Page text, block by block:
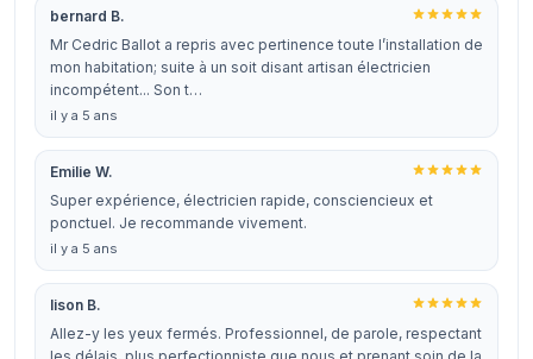
bernard B.
Mr Cedric Ballot a repris avec pertinence toute l’installation de
mon habitation; suite à un soit disant artisan électricien
incompétent... Son t…
il y a 5 ans
Emilie W.
Super expérience, électricien rapide, consciencieux et
ponctuel. Je recommande vivement.
il y a 5 ans
lison B.
Allez-y les yeux fermés. Professionnel, de parole, respectant